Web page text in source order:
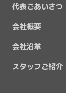
代表ごあいさつ
会社概要
会社沿革
スタッフご紹介